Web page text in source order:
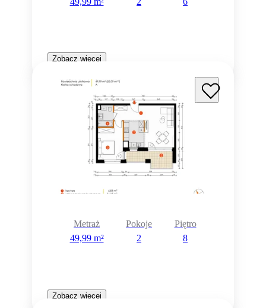
Zobacz więcej
Metraż
49,99 m²
Pokoje
2
Piętro
8
Zobacz więcej